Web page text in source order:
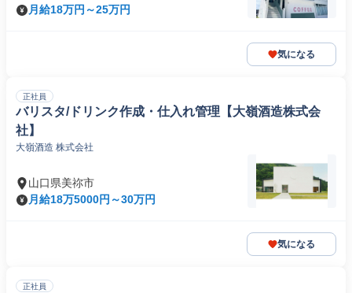
月給18万円～25万円
気になる
正社員
バリスタ/ドリンク作成・仕入れ管理【大嶺酒造株式会
社】
大嶺酒造 株式会社
山口県美祢市
月給18万5000円～30万円
気になる
正社員